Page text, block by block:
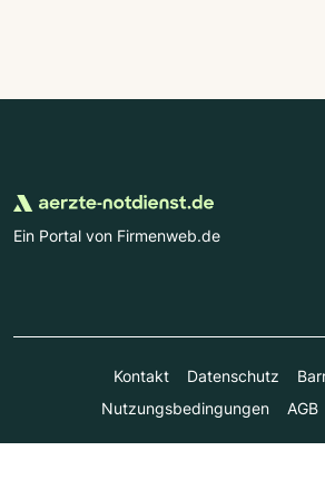
Ein Portal von Firmenweb.de
Kontakt Datenschutz
Nutzungsbedingungen
AGB